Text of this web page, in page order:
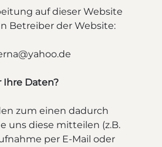
auf dieser Website
Betreiber der Website:
Ihre Daten?
zum einen dadurch
uns diese mitteilen (z.B.
per E-Mail oder